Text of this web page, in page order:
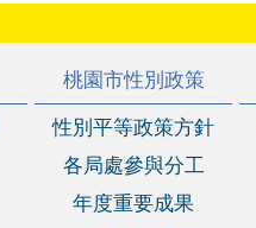
桃園市性別政策
性別平等政策方針
各局處參與分工
年度重要成果